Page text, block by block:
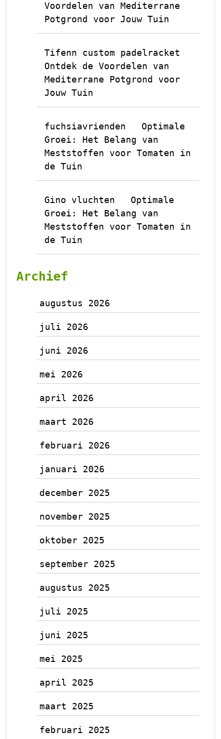
Voordelen van Mediterrane
Potgrond voor Jouw Tuin
Tifenn custom padelracket
Ontdek de Voordelen van
Mediterrane Potgrond voor
Jouw Tuin
fuchsiavrienden
Optimale
Groei: Het Belang van
Meststoffen voor Tomaten in
de Tuin
Gino vluchten
Optimale
Groei: Het Belang van
Meststoffen voor Tomaten in
de Tuin
Archief
augustus 2026
juli 2026
juni 2026
mei 2026
april 2026
maart 2026
februari 2026
januari 2026
december 2025
november 2025
oktober 2025
september 2025
augustus 2025
juli 2025
juni 2025
mei 2025
april 2025
maart 2025
februari 2025